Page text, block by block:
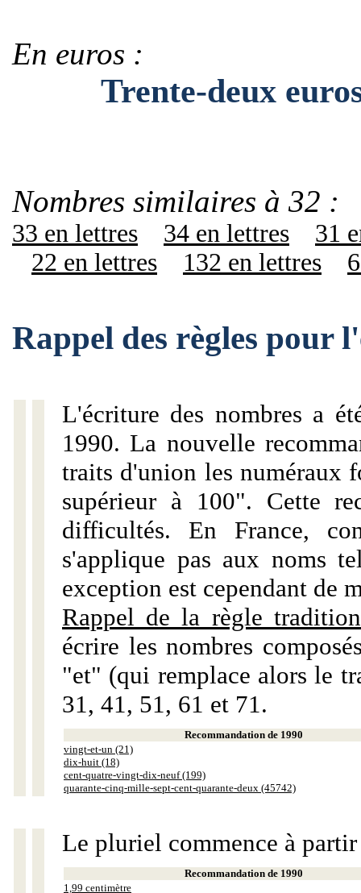
En euros :
Trente-deux
Nombres similaires à 32 :
33 en lettres 34 en lettres
31
22 en lettres
132 en lettres
Rappel des règles pour
L'écriture des nombres a
1990. La nouvelle
traits d'union les numéraux
supérieur à 100". Cette
difficultés. En France,
s'applique pas aux noms
exception est cependant de
Rappel de la règle
écrire les nombres
"et" (qui remplace alors le
31, 41, 51, 61 et 71.
Recommandation de 1990
vingt-et-un (21)
dix-huit (18)
cent-quatre-vingt-dix-neuf (199)
quarante-cinq-mille-sept-cent-quarante-deux (45742)
Le pluriel commence à
Recommandation de 1990
1,99 centimètre